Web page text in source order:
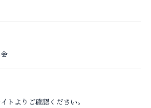
トよりご確認ください。